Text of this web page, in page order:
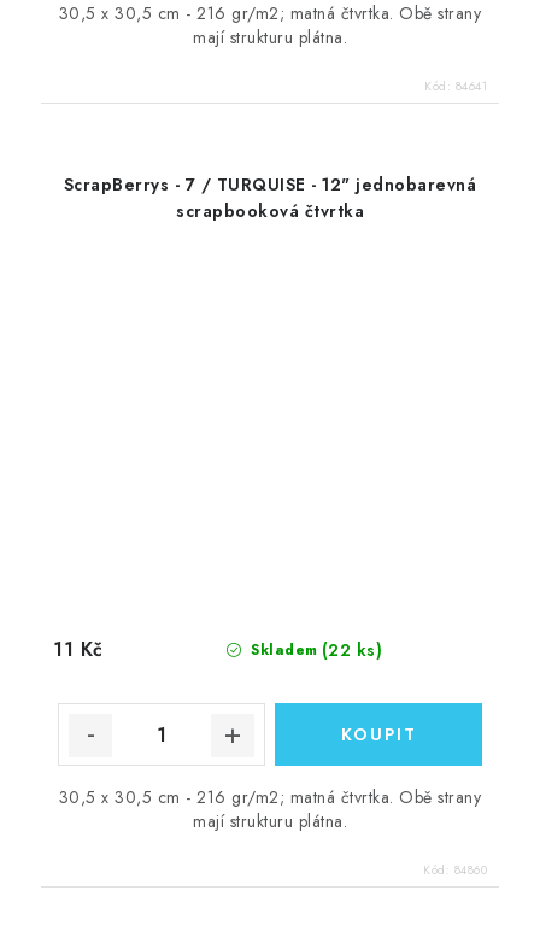
30,5 x 30,5 cm - 216 gr/m2; matná čtvrtka. Obě strany
mají strukturu plátna.
Kód: 84641
ScrapBerrys - 7 / TURQUISE - 12" jednobarevná
scrapbooková čtvrtka
Skladem (22 ks)
11 Kč
30,5 x 30,5 cm - 216 gr/m2; matná čtvrtka. Obě strany
mají strukturu plátna.
Kód: 84860